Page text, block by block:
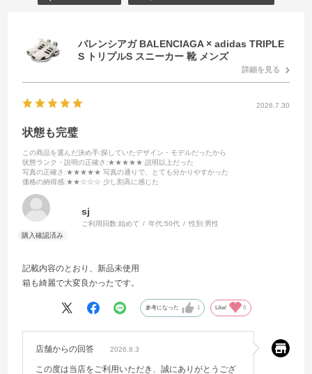
バレンシアガ BALENCIAGA × adidas TRIPLE
S トリプルS スニーカー 靴 メンズ
詳細を見る
2026.7.30
状態も完璧
この商品を選んだ決め手:探していたデザイン・モデルだったから
状態ランク・説明の正確さ :★★★★★ 説明以上だった
写真の正確さ :★★★★★ 写真の通りで、とても分かりやすかった
価格の納得感:★★☆☆☆ 少し割高に感じた
sj
ご利用回数:始めて 年代:50代 性別:男性
記載内容のとおり、新品未使用
箱も綺麗で大変良かったです。
参考になった 1 Like! 0
店舗からの回答 2026.8.3
この度は当店をご利用いただき、誠にありがとうござ